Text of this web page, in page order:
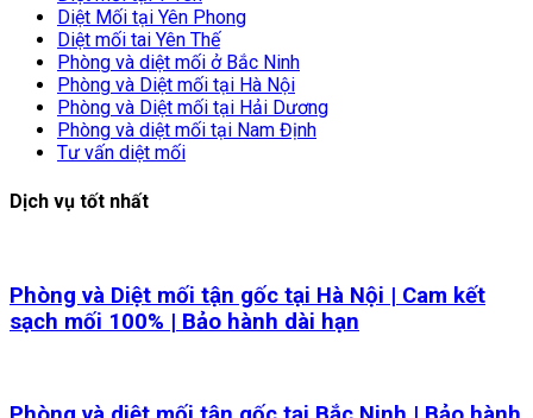
Diệt Mối tại Yên Phong
Diệt mối tai Yên Thế
Phòng và diệt mối ở Bắc Ninh
Phòng và Diệt mối tại Hà Nội
Phòng và Diệt mối tại Hải Dương
Phòng và diệt mối tại Nam Định
Tư vấn diệt mối
Dịch vụ tốt nhất
Phòng và Diệt mối tận gốc tại Hà Nội | Cam kết
sạch mối 100% | Bảo hành dài hạn